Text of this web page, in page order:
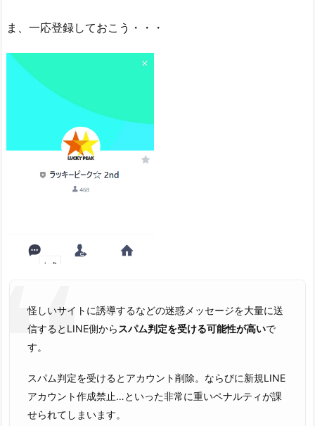
ま、一応登録しておこう・・・
怪しいサイトに誘導するなどの迷惑メッセージを大量に送
信するとLINE側から スパム判定を受ける可能性が高いで
す。
スパム判定を受けるとアカウント削除。ならびに新規LINE
アカウント作成禁止…といった非常に重いペナルティが課
せられてしまいます。